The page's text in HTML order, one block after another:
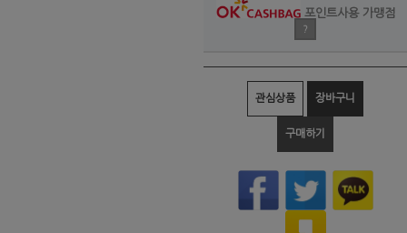
포인트사용 가맹점
?
관심상품 장바구니
구매하기